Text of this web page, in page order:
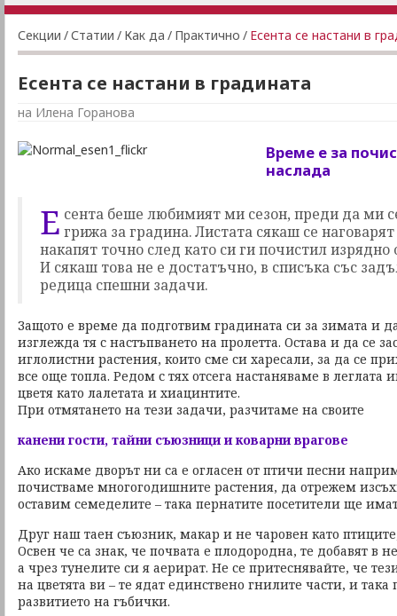
Секции /Статии / Как да / Практично / Есента се настани в
Есента се настани в градината
на Илена Горанова
Време е за
наслада
Е сента беше любимият ми сезон, преди да ми
грижа за градина. Листата сякаш се
накапят точно след като си ги почистил изрядно
И сякаш това не е достатъчно, в списъка със
редица спешни задачи.
Защото е време да подготвим градината си за зимата и
изглежда тя с настъпването на пролетта. Остава и да се
иглолистни растения, които сме си харесали, за да се
все още топла. Редом с тях отсега настаняваме в
цветя като лалетата и хиацинтите.
При отмятането на тези задачи, разчитаме на своите
канени гости, тайни съюзници и коварни врагове
Ако искаме дворът ни са е огласен от птичи песни
почистваме многогодишните растения, да отрежем
оставим семеделите – така пернатите посетители ще
Друг наш таен съюзник, макар и не чаровен като
Освен че са знак, че почвата е плодородна, те добавят в
а чрез тунелите си я аерират. Не се притеснявайте, че
на цветята ви – те ядат единствено гнилите части, и така
развитието на гъбички.